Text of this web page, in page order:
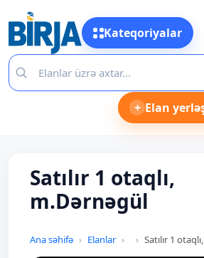
Kateqoriyalar
+ Elan
Satılır 1 otaqlı,
m.Dərnəgül
Ana səhifə Elanlar Satılır 1